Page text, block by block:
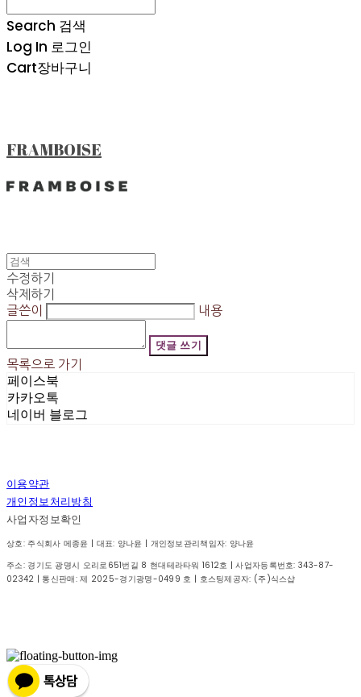
Search 검색
Log In 로그인
Cart장바구니
FRAMBOISE
수정하기
삭제하기
글쓴이
내용
댓글 쓰기
목록으로 가기
페이스북
카카오톡
네이버 블로그
이용약관
개인정보처리방침
사업자정보확인
상호: 주식회사 메종윤 | 대표: 양나윤 | 개인정보관리책임자: 양나윤
주소: 경기도 광명시 오리로651번길 8 현대테라타워 1612호 | 사업자등록번호:343-87-
02342 | 통신판매:제 2025-경기광명-0499 호 | 호스팅제공자: (주)식스샵